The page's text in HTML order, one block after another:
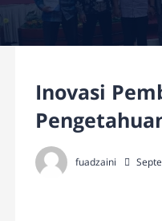
Inovasi
fuadzaini